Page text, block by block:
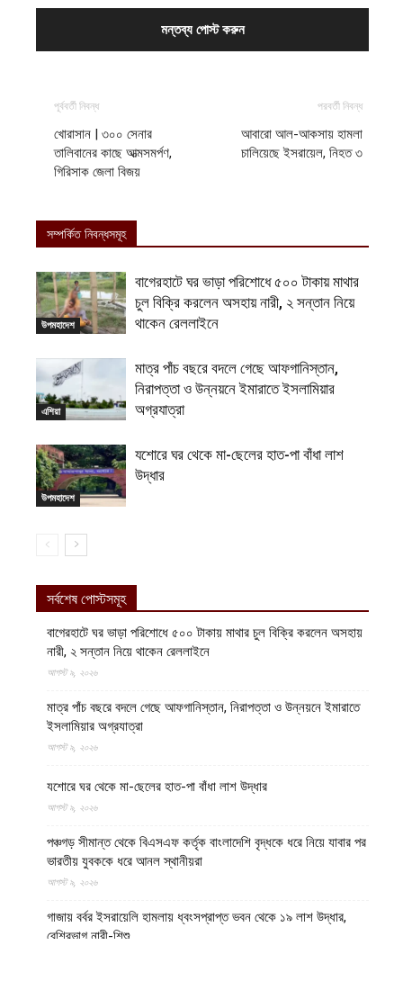
পূর্ববর্তী নিবন্ধ
খোরাসান | ৩০০ সেনার
তালিবানের কাছে আত্মসমর্পণ,
গিরিসাক জেলা বিজয়
পরবর্তী নিবন্ধ
আবারো আল-আকসায় হামলা
চালিয়েছে ইসরায়েল, নিহত ৩
সম্পর্কিত নিবন্ধসমূহ
উপমহাদেশ
বাগেরহাটে ঘর ভাড়া পরিশোধে ৫০০ টাকায় মাথার
চুল বিক্রি করলেন অসহায় নারী, ২ সন্তান নিয়ে
থাকেন রেললাইনে
এশিয়া
মাত্র পাঁচ বছরে বদলে গেছে আফগানিস্তান,
নিরাপত্তা ও উন্নয়নে ইমারাতে ইসলামিয়ার
অগ্রযাত্রা
উপমহাদেশ
যশোরে ঘর থেকে মা-ছেলের হাত-পা বাঁধা লাশ
উদ্ধার
সর্বশেষ পোস্টসমূহ
বাগেরহাটে ঘর ভাড়া পরিশোধে ৫০০ টাকায় মাথার চুল বিক্রি করলেন অসহায়
নারী, ২ সন্তান নিয়ে থাকেন রেললাইনে
আগস্ট ৯, ২০২৬
মাত্র পাঁচ বছরে বদলে গেছে আফগানিস্তান, নিরাপত্তা ও উন্নয়নে ইমারাতে
ইসলামিয়ার অগ্রযাত্রা
আগস্ট ৯, ২০২৬
যশোরে ঘর থেকে মা-ছেলের হাত-পা বাঁধা লাশ উদ্ধার
আগস্ট ৯, ২০২৬
পঞ্চগড় সীমান্ত থেকে বিএসএফ কর্তৃক বাংলাদেশি বৃদ্ধকে ধরে নিয়ে যাবার পর
ভারতীয় যুবককে ধরে আনল স্থানীয়রা
আগস্ট ৯, ২০২৬
গাজায় বর্বর ইসরায়েলি হামলায় ধ্বংসপ্রাপ্ত ভবন থেকে ১৯ লাশ উদ্ধার,
বেশিরভাগ নারী-শিশু